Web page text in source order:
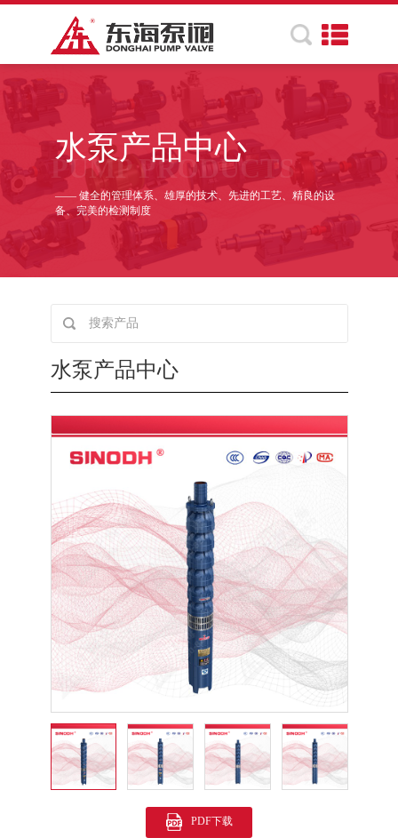
水泵产品中心
PUMP PRODUCTS
—— 健全的管理体系、雄厚的技术、先进的工艺、精良的设
备、完美的检测制度
水泵产品中心
PDF下载